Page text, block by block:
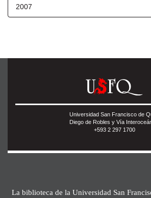
2007
Universidad San Francisco de
Diego de Robles y Vía
+593 2 297 1700
La biblioteca de la Universidad San